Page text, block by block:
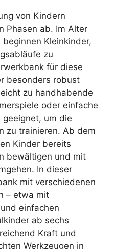
von Kindern
Phasen ab. Im Alter
Kleinkinder,
zu
für diese
besonders robust
zu handhabende
oder einfache
um die
zu trainieren. Ab dem
Kinder bereits
bewältigen und mit
In dieser
mit verschiedenen
– etwa mit
einfachen
ab sechs
Kraft und
Werkzeugen in